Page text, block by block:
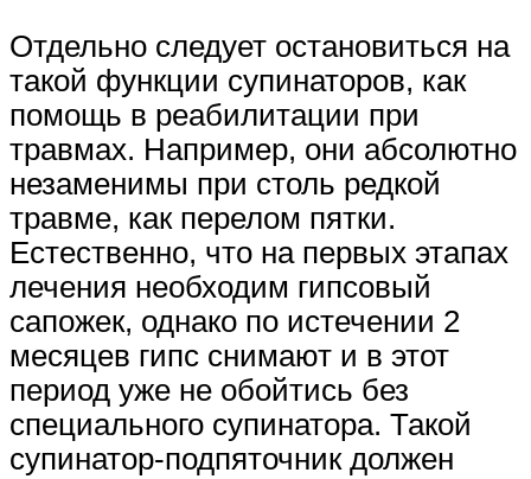
Отдельно следует остановиться на
такой функции супинаторов, как
помощь в реабилитации при
травмах. Например, они абсолютно
незаменимы при столь редкой
травме, как перелом пятки.
Естественно, что на первых этапах
лечения необходим гипсовый
сапожек, однако по истечении 2
месяцев гипс снимают и в этот
период уже не обойтись без
специального супинатора. Такой
супинатор-подпяточник должен